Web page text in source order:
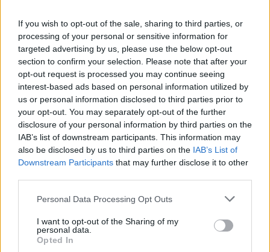
If you wish to opt-out of the sale, sharing to third parties, or
processing of your personal or sensitive information for
targeted advertising by us, please use the below opt-out
section to confirm your selection. Please note that after your
opt-out request is processed you may continue seeing
interest-based ads based on personal information utilized by
us or personal information disclosed to third parties prior to
your opt-out. You may separately opt-out of the further
disclosure of your personal information by third parties on the
IAB’s list of downstream participants. This information may
also be disclosed by us to third parties on the IAB’s List of
Downstream Participants that may further disclose it to other
Please note that this website/app uses one or more Google
not limited to your visit or usage behaviour. You may click to
grant or deny consent to Google and its third-party tags to
use your data for below specified purposes in below Google
Personal Data Processing Opt Outs
I want to opt-out of the Sharing of my
personal data.
Opted In
motorcsónakot az
azóta szintén elhunyt
férfi. A verőcei hajóbalesetben heten vesztették életüket –
köztük egy szolnoki fiatal is -, egyetlen túlélő van, aki most
számos részletre rávilágított.
TOVÁBB OLVASOM
Szolnok áldozat,hajóbaleset,ittas,motorcsónak,száguldás,
Szolnok, verőce,vezető
Halálos motorbaleset óriási sebességgel,
miközben a Jászkunságban is rajzanak a
2024.04.29. Kiss Lajos